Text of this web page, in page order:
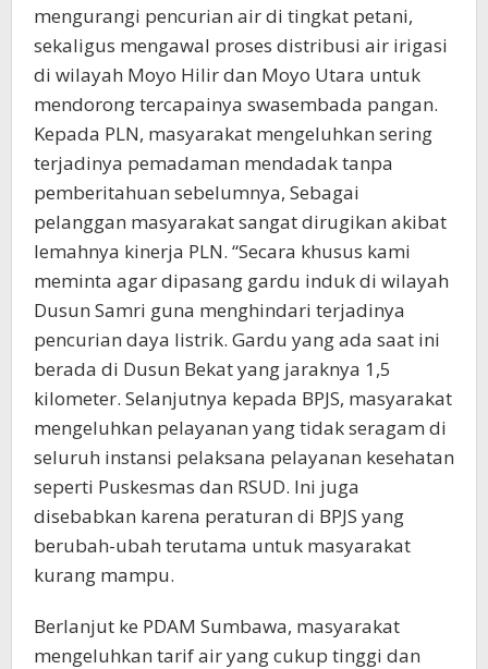
mengurangi pencurian air di tingkat petani,
sekaligus mengawal proses distribusi air irigasi
di wilayah Moyo Hilir dan Moyo Utara untuk
mendorong tercapainya swasembada pangan.
Kepada PLN, masyarakat mengeluhkan sering
terjadinya pemadaman mendadak tanpa
pemberitahuan sebelumnya, Sebagai
pelanggan masyarakat sangat dirugikan akibat
lemahnya kinerja PLN. “Secara khusus kami
meminta agar dipasang gardu induk di wilayah
Dusun Samri guna menghindari terjadinya
pencurian daya listrik. Gardu yang ada saat ini
berada di Dusun Bekat yang jaraknya 1,5
kilometer. Selanjutnya kepada BPJS, masyarakat
mengeluhkan pelayanan yang tidak seragam di
seluruh instansi pelaksana pelayanan kesehatan
seperti Puskesmas dan RSUD. Ini juga
disebabkan karena peraturan di BPJS yang
berubah-ubah terutama untuk masyarakat
kurang mampu.
Berlanjut ke PDAM Sumbawa, masyarakat
mengeluhkan tarif air yang cukup tinggi dan